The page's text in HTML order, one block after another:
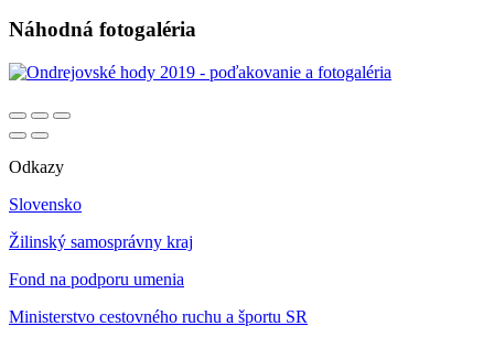
Náhodná fotogaléria
Odkazy
Slovensko
Žilinský samosprávny kraj
Fond na podporu umenia
Ministerstvo cestovného ruchu a športu SR